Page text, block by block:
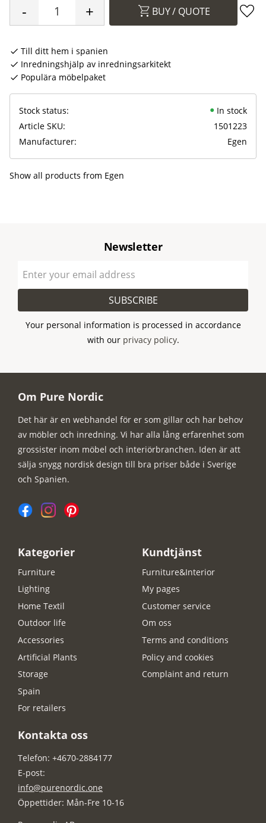
+
- BUY
Till ditt hem i spanien
Inredningshjälp av inredningsarkitekt
Populära möbelpaket
Stock status
In stock
Article SKU
1501223
Manufacturer
Egen
Show all products from Egen
Newsletter
SUBSCRIBE
Your personal information is processed in accordance
with our privacy policy.
Om Pure Nordic
Det här är en webhandel för er som gillar och har behov
av möbler och inredning. Vi har alla lång erfarenhet som
grossister inom möbel och interiörbranchen. Iden är att
sälja snygg nordisk design till bra priser både i Sverige
och Spanien.
Kategorier
Furniture
Lighting
Home Textil
Outdoor life
Accessories
Artificial Plants
Storage
Spain
For retailers
Kundtjänst
Furniture&Interior
My pages
Customer service
Om oss
Terms and conditions
Policy and cookies
Complaint and return
Kontakta oss
Telefon: +4670-2884177
E-post:
info@purenordic.one
Öppettider: Mån-Fre 10-16